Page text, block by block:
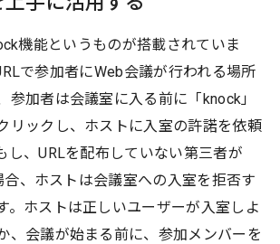
機能というものが搭載されていま
で参加者にWeb会議が行われる場所
参加者は会議室に入る前に「knock」
リックし、ホストに入室の許諾を依頼
し、URLを配布していない第三者が
合、ホストは会議室への入室を拒否す
。ホストは正しいユーザーが入室しよ
、会議が始まる前に、参加メンバーを